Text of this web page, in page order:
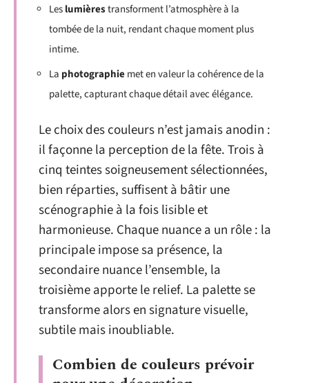
Leslumièrestransforment l’atmosphère à la
tombée de la nuit, rendant chaque moment plus
intime.
La photographiemet en valeur la cohérence de la
palette, capturant chaque détail avec élégance.
Le choix des couleurs n’est jamais anodin :
il façonne la perception de la fête. Trois à
cinq teintes soigneusement sélectionnées,
bien réparties, suffisent à bâtir une
scénographie à la fois lisible et
harmonieuse. Chaque nuance a un rôle : la
principale impose sa présence, la
secondaire nuance l’ensemble, la
troisième apporte le relief. La palette se
transforme alors en signature visuelle,
subtile mais inoubliable.
Combien de couleurs prévoir